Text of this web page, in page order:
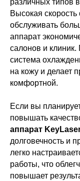
различных типов
Высокая скорость
обслуживать
аппарат
салонов и
система
на кожу и делает
комфортной.
Если вы
повышать
аппарат
долговечность и
легко
работы, что
повышает